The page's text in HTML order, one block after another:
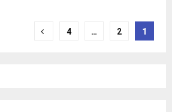
Posts
1
2
…
4